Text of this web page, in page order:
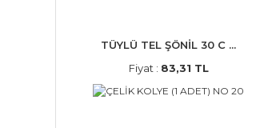
TÜYLÜ TEL ŞÖNİL 30 C ...
Fiyat : 83,31 TL